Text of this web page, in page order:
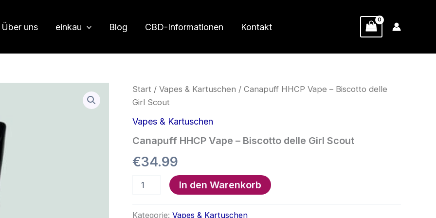
Über uns einkau Blog CBD-Informationen Kontakt
Start / Vapes & Kartuschen / Canapuff HHCP Vape – Biscotto delle
Girl Scout
Vapes & Kartuschen
Canapuff HHCP Vape – Biscotto delle Girl Scout
€34.99
HHCP
In den Warenkorb
Kategorie: Vapes & Kartuschen